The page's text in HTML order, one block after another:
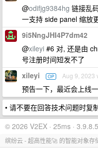
@odifjg9384hg 链接乱
一支持 side panel 缩放
9i5NngJHI4P7dm42
@xileyi #6 对, 还是由
号注册时间短发不了
xileyi OP Aug 9, 2023
预告一下，最近会上线
• 请不要在回答技术问题时复
© 2026 V2EX · 25ms · 3.9.8.5
缤纷云 - 超高性能🚀 的智能对象存